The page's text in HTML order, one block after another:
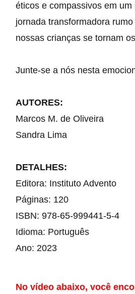
éticos e compassivos em
jornada transformadora
nossas crianças se tornam
Junte-se a nós nesta
AUTORES:
Marcos M. de Oliveira
Sandra Lima
DETALHES:
Editora: Instituto Advento
Páginas: 120
ISBN: 978-65-999441-5-4
Idioma: Português
Ano: 2023
No vídeo abaixo, você